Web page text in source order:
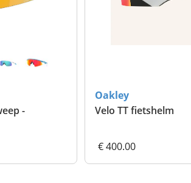
-
Oakley
Velo TT fietshelm
€ 400.00